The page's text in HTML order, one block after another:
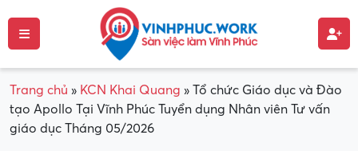
Trang chủ » KCN Khai Quang » Tổ chức Giáo dục và Đào
tạo Apollo Tại Vĩnh Phúc Tuyển dụng Nhân viên Tư vấn
giáo dục Tháng 05/2026